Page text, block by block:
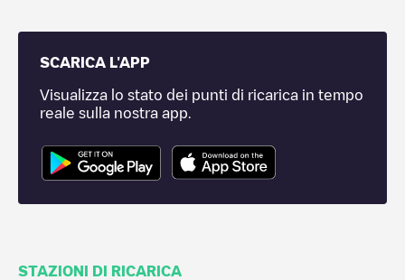
SCARICA L'APP
Visualizza lo stato dei punti di ricarica in tempo
reale sulla nostra app.
STAZIONI DI RICARICA